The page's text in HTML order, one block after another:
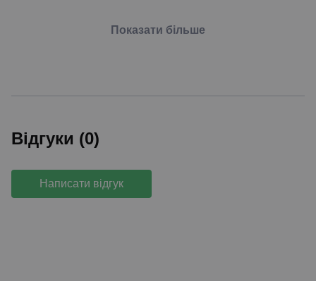
Показати більше
Відгуки (0)
Написати відгук